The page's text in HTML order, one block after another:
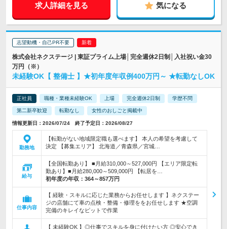
求人詳細を見る 気になる
志望動機・自己PR不要
株式会社ネクステージ | 東証プライム上場│完全週休2日制│入社祝い金30
万円（※）
未経験OK【 整備士 】★初年度年収例400万円～ ★転勤なしOK
正社員 職種・業種未経験OK 上場 完全週休2日制 学歴不問
第二新卒歓迎 転勤なし 女性のおしごと掲載中
情報更新日：2026/07/24 終了予定日：2026/08/27
勤務地
【転勤がない地域限定職も選べます】 本人の希望を考慮して
決定 【募集エリア】 北海道／青森県／宮城…
給与
【全国転勤あり】 ■月給310,000～527,000円 【エリア限定転
勤あり】■月給280,000～509,000円 【転居を…
初年度の年収： 364～857万円
仕事内容
【 経験・スキルに応じた業務からお任せします 】ネクステー
ジの店舗にて車の点検・整備・修理ををお任せします ★空調
完備のキレイなピットで作業
【 未経験OK 】◎仕事でスキルを身に付けたい方 ◎安心でき